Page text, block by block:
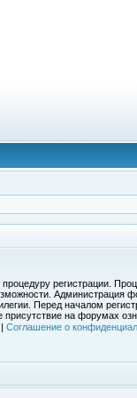
регистрации.
Администрация
Перед началом
на форумах
Соглашение о